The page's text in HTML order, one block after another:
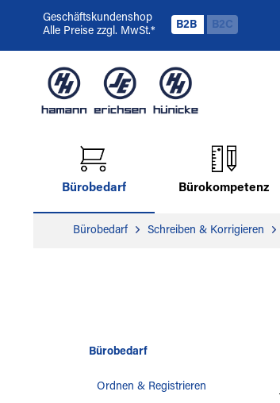
Geschäftskundenshop
Alle Preise zzgl. MwSt.*
B2B B2C
Bürobedarf Bürokompetenz
Bürobedarf Schreiben & Korrigieren
Bürobedarf
Ordnen & Registrieren